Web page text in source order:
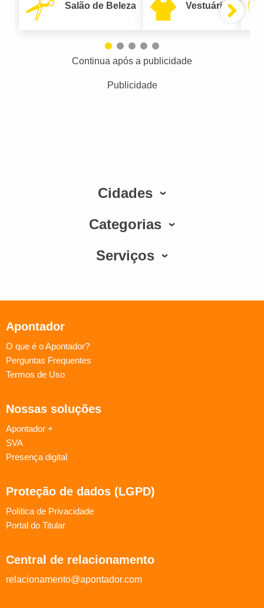
Salão de Beleza Vestuário
Continua após a publicidade
Publicidade
Cidades
Categorias
Serviços
Apontador
O que é o Apontador?
Perguntas Frequentes
Termos de Uso
Nossas soluções
Apontador +
SVA
Presença digital
Proteção de dados (LGPD)
Política de Privacidade
Portal do Titular
Central de relacionamento
relacionamento@apontador.com